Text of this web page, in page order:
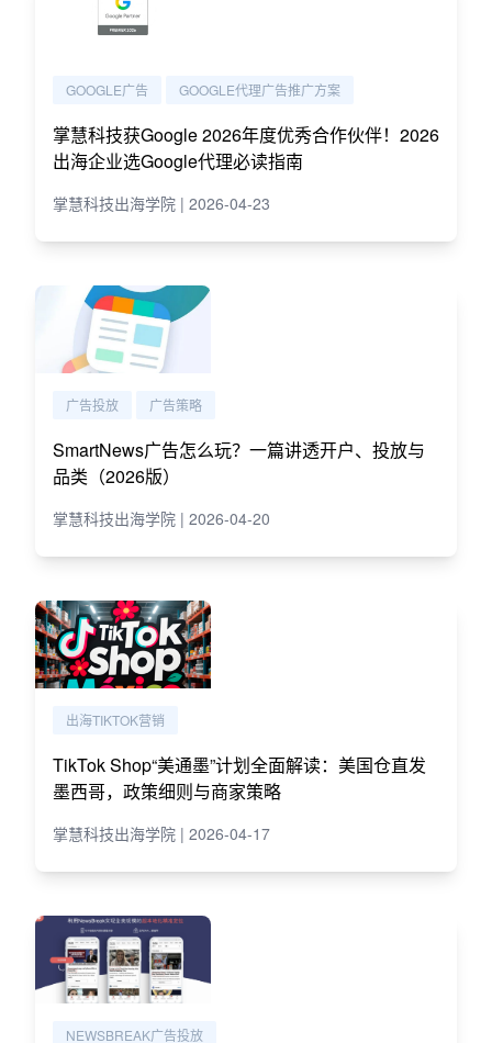
GOOGLE广告 GOOGLE代理广告推广方案
掌慧科技获Google 2026年度优秀合作伙伴！2026
出海企业选Google代理必读指南
掌慧科技出海学院 | 2026-04-23
广告投放 广告策略
SmartNews广告怎么玩？一篇讲透开户、投放与
品类（2026版）
掌慧科技出海学院 | 2026-04-20
出海TIKTOK营销
TikTok Shop“美通墨”计划全面解读：美国仓直发
墨西哥，政策细则与商家策略
掌慧科技出海学院 | 2026-04-17
NEWSBREAK广告投放